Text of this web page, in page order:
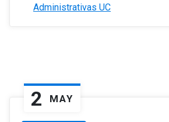
Administrativas UC
2 MAY